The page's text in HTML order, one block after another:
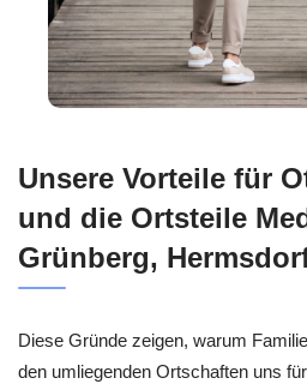
Unsere Vorteile für
und die Ortsteile
Grünberg,
Diese Gründe zeigen, warum
den umliegenden Ortschaften uns